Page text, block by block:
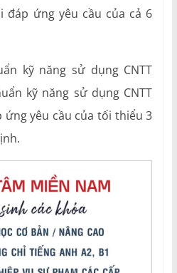
đáp ứng yêu cầu của cả 6
kỹ năng sử dụng CNTT
kỹ năng sử dụng CNTT
ứng yêu cầu của tối thiểu 3